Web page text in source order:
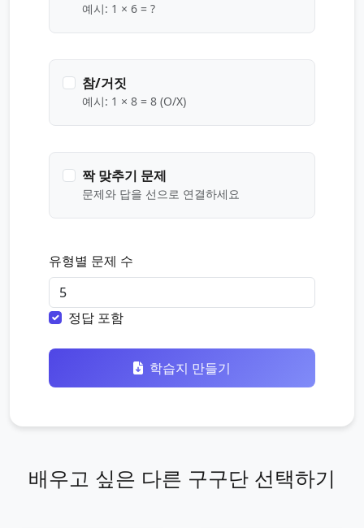
예시: 1 × 6 = ?
참/거짓
예시: 1 × 8 = 8 (O/X)
짝 맞추기 문제
문제와 답을 선으로 연결하세요
유형별 문제 수
정답 포함
학습지 만들기
배우고 싶은 다른 구구단 선택하기